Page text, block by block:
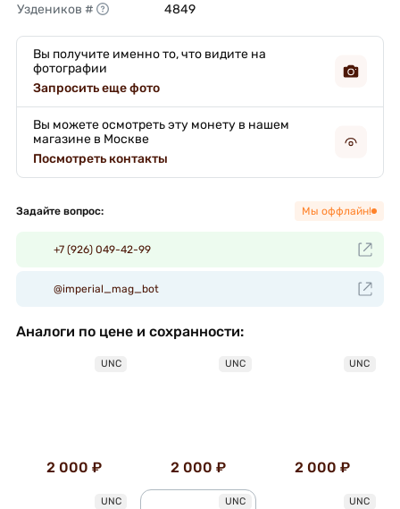
Уздеников #
4849
Вы получите именно то, что видите на
фотографии
Запросить еще фото
Вы можете осмотреть эту монету в нашем
магазине в Москве
Посмотреть контакты
Задайте вопрос: Мы оффлайн!
+7 (926) 049-42-99
@imperial_mag_bot
Аналоги по цене и сохранности:
UNC
2 000 ₽
UNC
2 000 ₽
UNC
2 000 ₽
UNC UNC UNC